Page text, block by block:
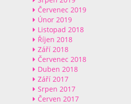
Červenec 2019
Únor 2019
Listopad 2018
Říjen 2018
Září 2018
Červenec 2018
Duben 2018
Září 2017
Srpen 2017
Červen 2017